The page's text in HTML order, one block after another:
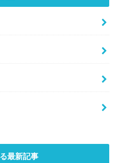
最新記事